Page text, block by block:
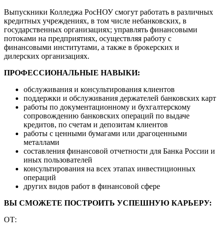
Выпускники Колледжа РосНОУ смогут работать в различных
кредитных учреждениях, в том числе небанковских, в
государственных организациях; управлять финансовыми
потоками на предприятиях, осуществляя работу с
финансовыми институтами, а также в брокерских и
дилерских организациях.
ПРОФЕССИОНАЛЬНЫЕ НАВЫКИ:
обслуживания и консультирования клиентов
поддержки и обслуживания держателей банковских карт
работы по документационному и бухгалтерскому
сопровождению банковских операций по выдаче
кредитов, по счетам и депозитам клиентов
работы с ценными бумагами или драгоценными
металлами
составления финансовой отчетности для Банка России и
иных пользователей
консультирования на всех этапах инвестиционных
операций
других видов работ в финансовой сфере
ВЫ СМОЖЕТЕ ПОСТРОИТЬ УСПЕШНУЮ КАРЬЕРУ:
ОТ: